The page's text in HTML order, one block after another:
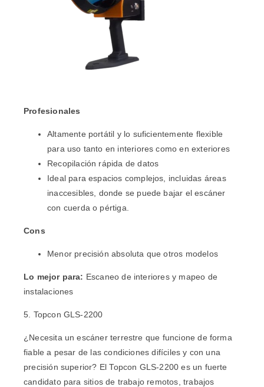
Profesionales
Altamente portátil y lo suficientemente flexible
para uso tanto en interiores como en exteriores
Recopilación rápida de datos
Ideal para espacios complejos, incluidas áreas
inaccesibles, donde se puede bajar el escáner
con cuerda o pértiga.
Cons
Menor precisión absoluta que otros modelos
Lo mejor para: Escaneo de interiores y mapeo de
instalaciones
5. Topcon GLS-2200
¿Necesita un escáner terrestre que funcione de forma
fiable a pesar de las condiciones difíciles y con una
precisión superior? ElTopcon GLS-2200 es un fuerte
candidato para sitios de trabajo remotos, trabajos